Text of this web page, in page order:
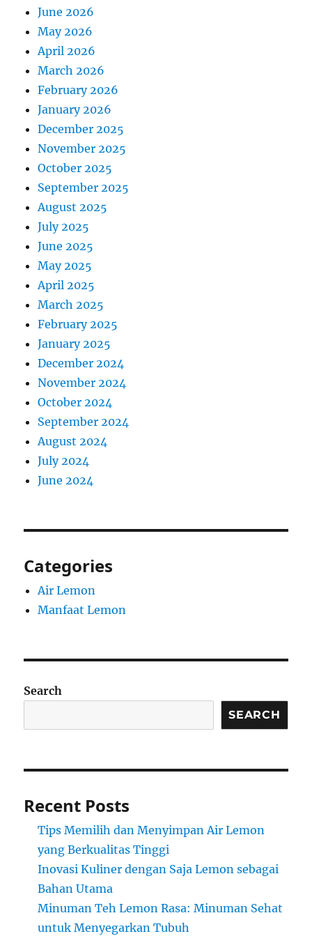
June 2026
May 2026
April 2026
March 2026
February 2026
January 2026
December 2025
November 2025
October 2025
September 2025
August 2025
July 2025
June 2025
May 2025
April 2025
March 2025
February 2025
January 2025
December 2024
November 2024
October 2024
September 2024
August 2024
July 2024
June 2024
Categories
Air Lemon
Manfaat Lemon
Search
SEARCH
Recent Posts
Tips Memilih dan Menyimpan Air Lemon
yang Berkualitas Tinggi
Inovasi Kuliner dengan Saja Lemon sebagai
Bahan Utama
Minuman Teh Lemon Rasa: Minuman Sehat
untuk Menyegarkan Tubuh